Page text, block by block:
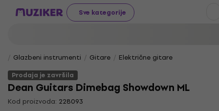
Sve kategorije
Glazbeni instrumenti Gitare
Električne gitare
Prodaja je završila
Dean Guitars Dimebag Showdown ML
Kod proizvoda: 228093